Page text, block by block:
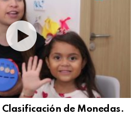
de Monedas.